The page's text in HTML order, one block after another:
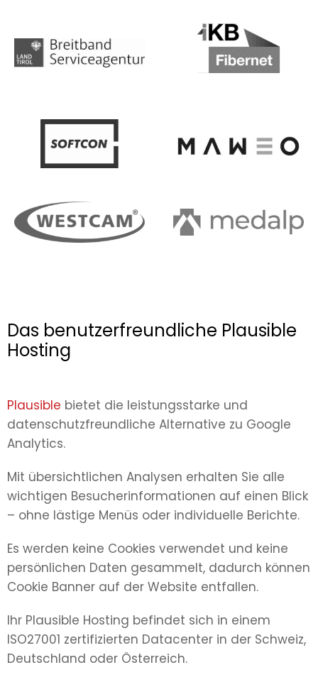
Das benutzerfreundliche Plausible
Hosting
Plausible bietet die leistungsstarke und
datenschutzfreundliche Alternative zu Google
Analytics.
Mit übersichtlichen Analysen erhalten Sie alle
wichtigen Besucherinformationen auf einen Blick
– ohne lästige Menüs oder individuelle Berichte.
Es werden keine Cookies verwendet und keine
persönlichen Daten gesammelt, dadurch können
Cookie Banner auf der Website entfallen.
Ihr Plausible Hosting befindet sich in einem
ISO27001 zertifizierten Datacenter in der Schweiz,
Deutschland oder Österreich.